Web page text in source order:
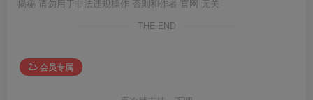
揭秘 请勿用于非法违规操作 否则和作者 官网 无关
THE END
会员专属